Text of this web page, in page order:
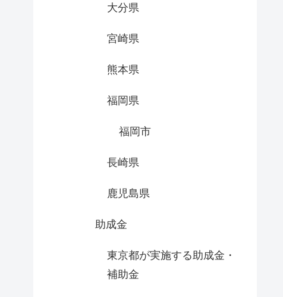
大分県
宮崎県
熊本県
福岡県
福岡市
長崎県
鹿児島県
助成金
東京都が実施する助成金・
補助金